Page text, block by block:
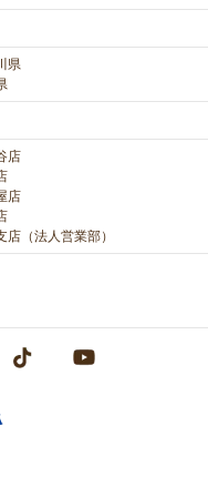
県
店
店
店（法人営業部）